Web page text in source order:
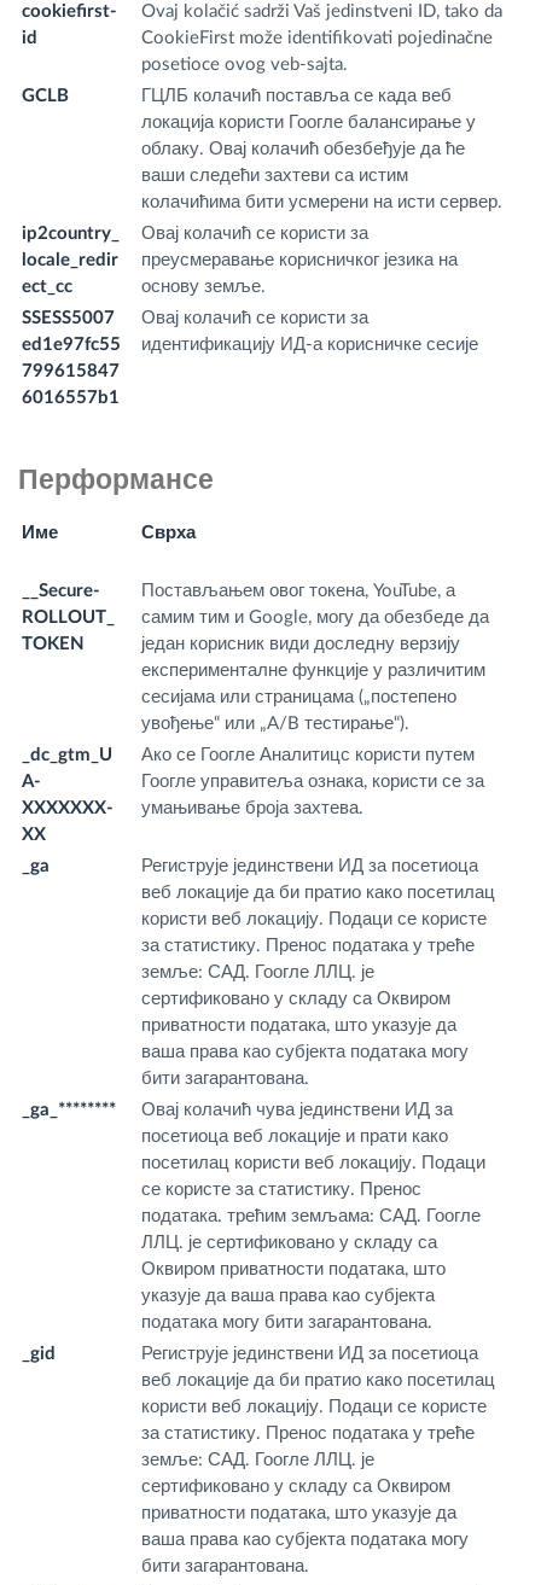
cookiefirst-
id
Ovaj kolačić sadrži Vaš jedinstveni ID, tako da
CookieFirst može identifikovati pojedinačne
posetioce ovog veb-sajta.
GCLB
ГЦЛБ колачић поставља се када веб
локација користи Гоогле балансирање у
облаку. Овај колачић обезбеђује да ће
ваши следећи захтеви са истим
колачићима бити усмерени на исти сервер.
ip2country_
locale_redir
ect_cc
Овај колачић се користи за
преусмеравање корисничког језика на
основу земље.
SSESS5007
ed1e97fc55
799615847
6016557b1
Овај колачић се користи за
идентификацију ИД-а корисничке сесије
Перформансе
Име Сврха
__Secure-
ROLLOUT_
TOKEN
Постављањем овог токена, YouTube, а
самим тим и Google, могу да обезбеде да
један корисник види доследну верзију
експерименталне функције у различитим
сесијама или страницама („постепено
увођење“ или „A/B тестирање“).
_dc_gtm_U
A-
XXXXXXX-
XX
Ако се Гоогле Аналитицс користи путем
Гоогле управитеља ознака, користи се за
умањивање броја захтева.
_ga
Региструје јединствени ИД за посетиоца
веб локације да би пратио како посетилац
користи веб локацију. Подаци се користе
за статистику. Пренос података у треће
земље: САД. Гоогле ЛЛЦ. је
сертификовано у складу са Оквиром
приватности података, што указује да
ваша права као субјекта података могу
бити загарантована.
_ga_********
Овај колачић чува јединствени ИД за
посетиоца веб локације и прати како
посетилац користи веб локацију. Подаци
се користе за статистику. Пренос
података. трећим земљама: САД. Гоогле
ЛЛЦ. је сертификовано у складу са
Оквиром приватности података, што
указује да ваша права као субјекта
података могу бити загарантована.
_gid
Региструје јединствени ИД за посетиоца
веб локације да би пратио како посетилац
користи веб локацију. Подаци се користе
за статистику. Пренос података у треће
земље: САД. Гоогле ЛЛЦ. је
сертификовано у складу са Оквиром
приватности података, што указује да
ваша права као субјекта података могу
бити загарантована.